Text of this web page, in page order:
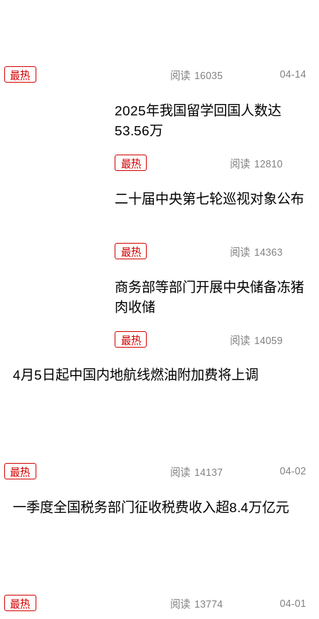
最热 阅读 16035 04-14
2025年我国留学回国人数达
53.56万
最热 阅读 12810
二十届中央第七轮巡视对象公布
最热 阅读 14363
商务部等部门开展中央储备冻猪
肉收储
最热 阅读 14059
4月5日起中国内地航线燃油附加费将上调
最热 阅读 14137 04-02
一季度全国税务部门征收税费收入超8.4万亿元
最热 阅读 13774 04-01